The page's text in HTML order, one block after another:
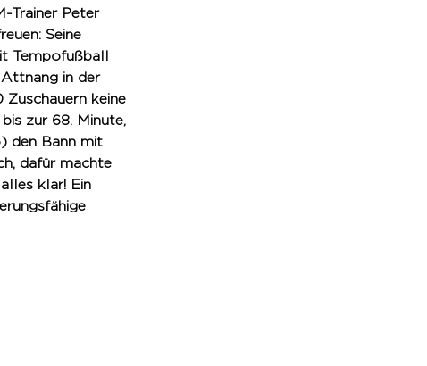
Trainer Peter
Seine
Tempofußball
in der
keine
zur 68. Minute,
den Bann mit
dafür machte
klar! Ein